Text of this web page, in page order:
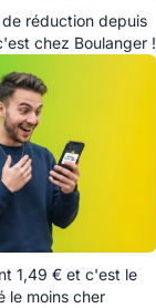
réduction depuis
chez Boulanger !
1,49 € et c'est le
le moins cher